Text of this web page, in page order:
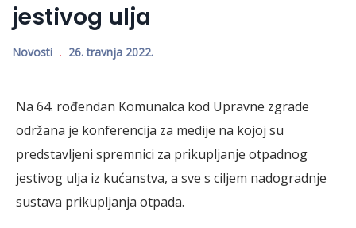
jestivog ulja
Novosti 26. travnja 2022.
Na 64. rođendan Komunalca kod Upravne zgrade
održana je konferencija za medije na kojoj su
predstavljeni spremnici za prikupljanje otpadnog
jestivog ulja iz kućanstva, a sve s ciljem nadogradnje
sustava prikupljanja otpada.